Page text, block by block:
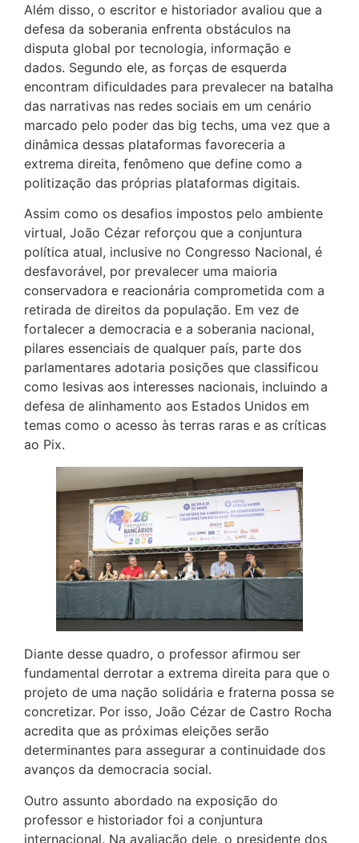
Além disso, o escritor e historiador avaliou que a
defesa da soberania enfrenta obstáculos na
disputa global por tecnologia, informação e
dados. Segundo ele, as forças de esquerda
encontram dificuldades para prevalecer na batalha
das narrativas nas redes sociais em um cenário
marcado pelo poder das big techs, uma vez que a
dinâmica dessas plataformas favoreceria a
extrema direita, fenômeno que define como a
politização das próprias plataformas digitais.
Assim como os desafios impostos pelo ambiente
virtual, João Cézar reforçou que a conjuntura
política atual, inclusive no Congresso Nacional, é
desfavorável, por prevalecer uma maioria
conservadora e reacionária comprometida com a
retirada de direitos da população. Em vez de
fortalecer a democracia e a soberania nacional,
pilares essenciais de qualquer país, parte dos
parlamentares adotaria posições que classificou
como lesivas aos interesses nacionais, incluindo a
defesa de alinhamento aos Estados Unidos em
temas como o acesso às terras raras e as críticas
ao Pix.
Diante desse quadro, o professor afirmou ser
fundamental derrotar a extrema direita para que o
projeto de uma nação solidária e fraterna possa se
concretizar. Por isso, João Cézar de Castro Rocha
acredita que as próximas eleições serão
determinantes para assegurar a continuidade dos
avanços da democracia social.
Outro assunto abordado na exposição do
professor e historiador foi a conjuntura
internacional. Na avaliação dele, o presidente dos